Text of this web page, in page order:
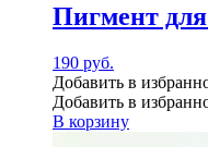
Пигмент
190 руб.
Добавить в
Добавить в
В корзину